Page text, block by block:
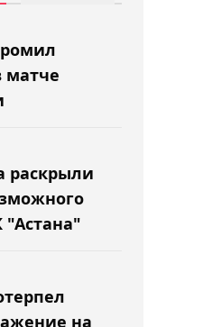
матче
раскрыли
"Астана"
на